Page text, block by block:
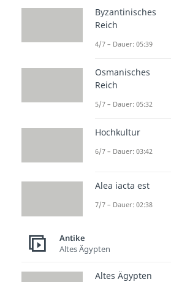
machten und
Entwicklungen es
spannende Epoche
Beliebte
Eisenzeit Germane
Byzantinisches
Reich
4/7 – Dauer: 05:39
Osmanisches
Reich
5/7 – Dauer: 05:32
Hochkultur
6/7 – Dauer: 03:42
Alea iacta est
7/7 – Dauer: 02:38
Antike
Altes Ägypten
Altes Ägypten